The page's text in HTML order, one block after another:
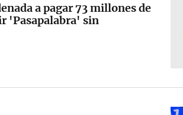
a pagar 73 millones de
'Pasapalabra' sin